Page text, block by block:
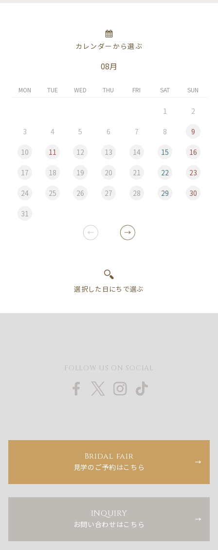
カレンダーから選ぶ
08月
MON TUE WED THU FRI SAT SUN
1 2
3 4 5 6 7 8 9
10 11 12 13 14 15 16
17 18 19 20 21 22 23
24 25 26 27 28 29 30
31
FOLLOW US ON SOCIAL
Bridal fair
見学のご予約はこちら
INQUIRY
お問い合わせはこちら